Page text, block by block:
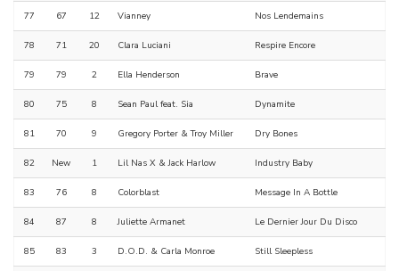
77 67 12 Vianney Nos Lendemains
78 71 20 Clara Luciani Respire Encore
79 79 2 Ella Henderson Brave
80 75 8 Sean Paul feat. Sia Dynamite
81 70 9 Gregory Porter & Troy Miller Dry Bones
82 New 1 Lil Nas X & Jack Harlow Industry Baby
83 76 8 Colorblast Message In A Bottle
84 87 8 Juliette Armanet Le Dernier Jour Du Disco
85 83 3 D.O.D. & Carla Monroe Still Sleepless